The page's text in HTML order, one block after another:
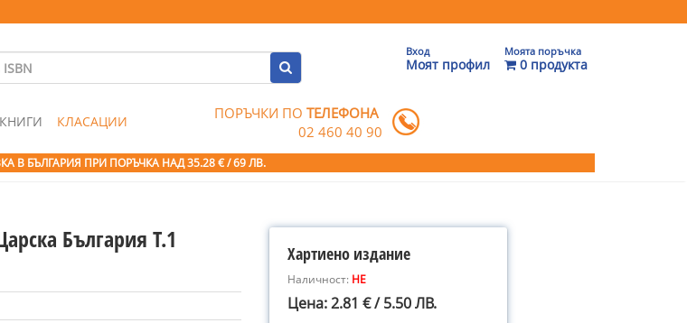
Вход
Моят профил
Моята поръчка
0 продукта
КЛАСАЦИИ ПОРЪЧКИ ПОТЕЛЕФОНА
02 460 40 90
В БЪЛГАРИЯ ПРИ ПОРЪЧКА НАД 35.28 € / 69 ЛВ.
България Т.1 Хартиено издание
Наличност: НЕ
Цена: 2.81 € / 5.50 ЛВ.